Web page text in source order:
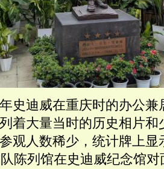
史迪威在重庆时的办公兼
着大量当时的历史相片和
观人数稀少，统计牌上显
陈列馆在史迪威纪念馆